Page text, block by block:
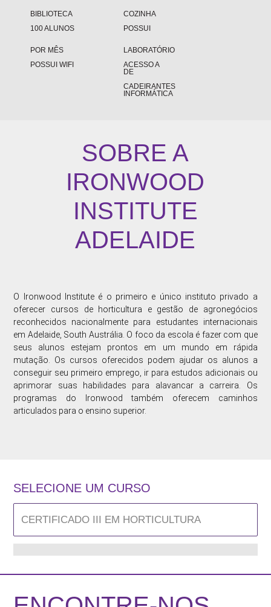
BIBLIOTECA
COZINHA
100 ALUNOS
POR MÊS
POSSUI
LABORATÓRIO
DE
INFORMÁTICA
POSSUI WIFI ACESSO A
CADEIRANTES
SOBRE A
IRONWOOD
INSTITUTE
ADELAIDE
O Ironwood Institute é o primeiro e único instituto privado a
oferecer cursos de horticultura e gestão de agronegócios
reconhecidos nacionalmente para estudantes internacionais
em Adelaide, South Austrália. O foco da escola é fazer com que
seus alunos estejam prontos em um mundo em rápida
mutação. Os cursos oferecidos podem ajudar os alunos a
conseguir seu primeiro emprego, ir para estudos adicionais ou
aprimorar suas habilidades para alavancar a carreira. Os
programas do Ironwood também oferecem caminhos
articulados para o ensino superior.
SELECIONE UM CURSO